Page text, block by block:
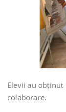
Elevii au
colaborare.